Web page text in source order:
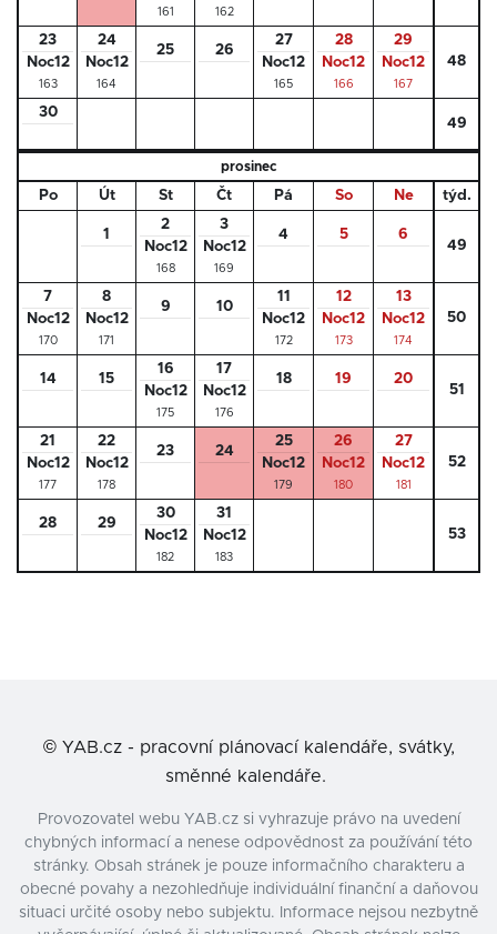
161 162
23
Noc12
163
24
Noc12
164
25 26
27
Noc12
165
28
Noc12
166
29
Noc12
167
48
30
49
prosinec
Po Út St Čt Pá So Ne týd.
1
2
Noc12
168
3
Noc12
169
4 5 6
49
7
Noc12
170
8
Noc12
171
9 10
11
Noc12
172
12
Noc12
173
13
Noc12
174
50
14 15
16
Noc12
175
17
Noc12
176
18 19 20
51
21
Noc12
177
22
Noc12
178
23 24
25
Noc12
179
26
Noc12
180
27
Noc12
181
52
28 29
30
Noc12
182
31
Noc12
183
53
© YAB.cz - pracovní plánovací kalendáře, svátky,
směnné kalendáře.
Provozovatel webu YAB.cz si vyhrazuje právo na uvedení
chybných informací a nenese odpovědnost za používání této
stránky. Obsah stránek je pouze informačního charakteru a
obecné povahy a nezohledňuje individuální finanční a daňovou
situaci určité osoby nebo subjektu. Informace nejsou nezbytně